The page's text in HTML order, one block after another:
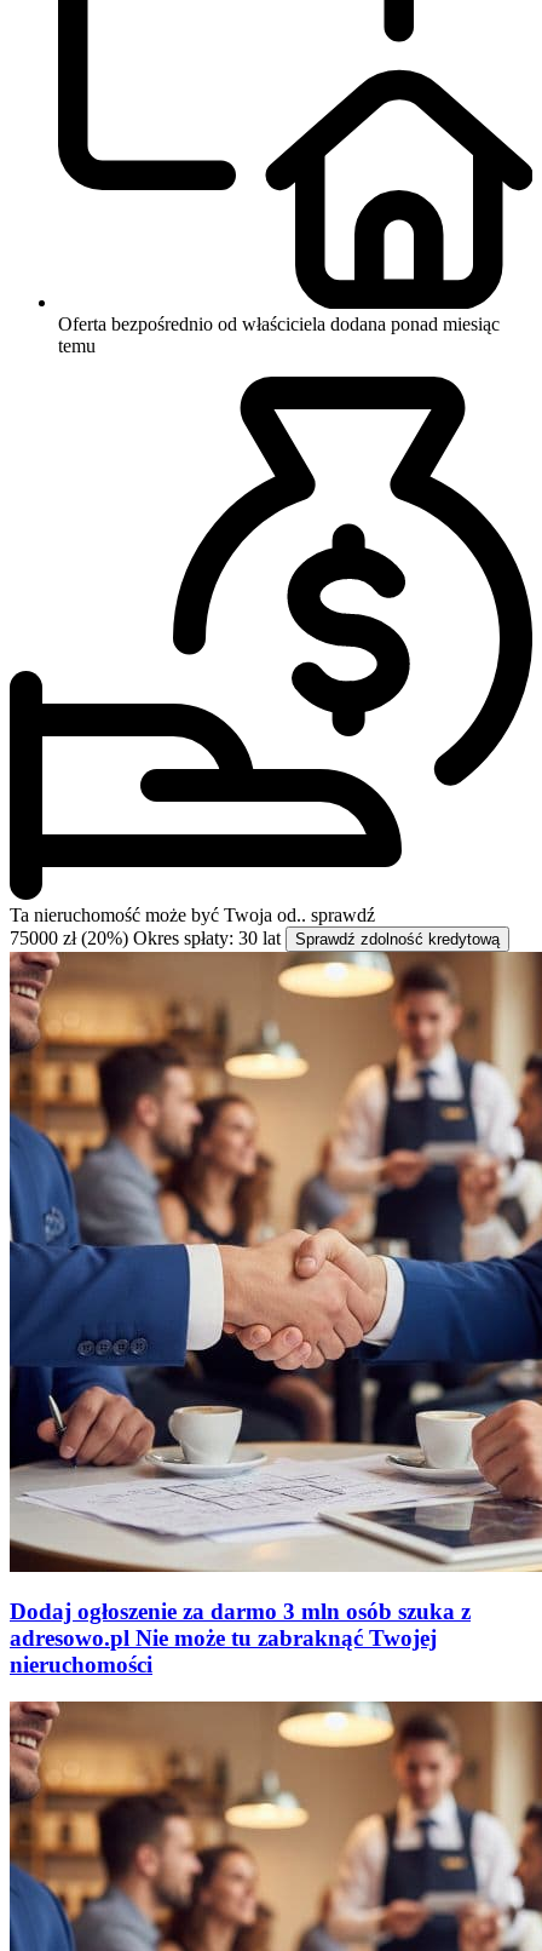
Oferta bezpośrednio od właściciela dodana ponad miesiąc
temu
Ta nieruchomość może być Twoja od.. sprawdź
75000 zł (20%) Okres spłaty: 30 lat Sprawdź zdolność kredytową
Dodaj ogłoszenie za darmo 3 mln osób szuka z
adresowo.pl Nie może tu zabraknąć Twojej
nieruchomości